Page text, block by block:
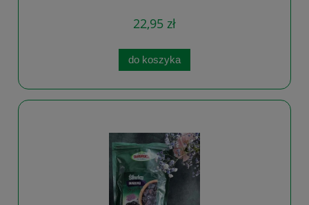
22,95 zł
do koszyka